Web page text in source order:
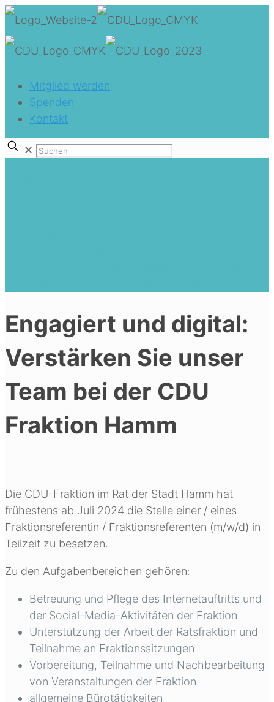
Mitglied werden
Spenden
Kontakt
✕
Engagiert und digital:
Verstärken Sie unser
Team bei der CDU
Fraktion Hamm
Die CDU-Fraktion im Rat der Stadt Hamm hat
frühestens ab Juli 2024 die Stelle einer / eines
Fraktionsreferentin / Fraktionsreferenten (m/w/d) in
Teilzeit zu besetzen.
Zu den Aufgabenbereichen gehören:
Betreuung und Pflege des Internetauftritts und
der Social-Media-Aktivitäten der Fraktion
Unterstützung der Arbeit der Ratsfraktion und
Teilnahme an Fraktionssitzungen
Vorbereitung, Teilnahme und Nachbearbeitung
von Veranstaltungen der Fraktion
allgemeine Bürotätigkeiten